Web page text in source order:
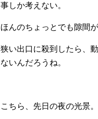
事しか考えない。
ほんのちょっとでも隙間
狭い出口に殺到したら、
ないんだろうね。
こちら、先日の夜の光景